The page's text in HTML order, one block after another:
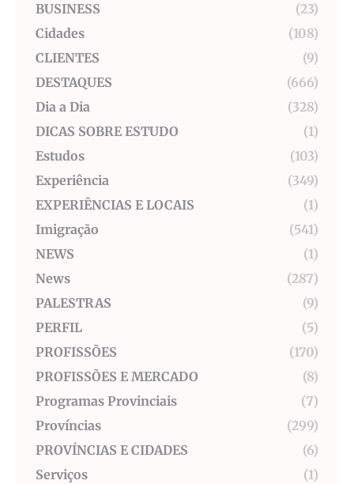
BUSINESS
(23)
Cidades
(108)
CLIENTES
(9)
DESTAQUES
(666)
Dia a Dia
(328)
DICAS SOBRE ESTUDO
(1)
Estudos
(103)
Experiência
(349)
EXPERIÊNCIAS E LOCAIS
(1)
Imigração
(541)
NEWS
(1)
News
(287)
PALESTRAS
(9)
PERFIL
(5)
PROFISSÕES
(170)
PROFISSÕES E MERCADO
(8)
Programas Provinciais
(7)
Províncias
(299)
PROVÍNCIAS E CIDADES
(6)
Serviços
(1)